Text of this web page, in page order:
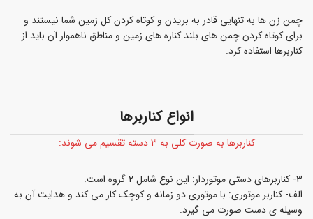
چمن زن ها به تنهایی قادر به بریدن و کوتاه کردن کل زمین شما نیستند و
برای کوتاه کردن چمن های بلند کناره های زمین و مناطق ناهموار آن باید از
کناربرها استفاده کرد.
انواع کناربرها
کناربرها به صورت کلی به 3 دسته تقسیم می شوند:
3- کناربرهای دستی موتوردار: این نوع شامل 2 گروه است.
الف- کناربر موتوری: با موتوری دو زمانه و کوچک کار می کند و هدایت آن به
وسیله ی دست صورت می گیرد.